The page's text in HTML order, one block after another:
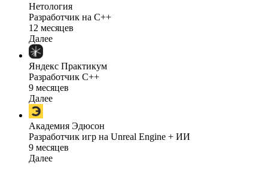
Нетология
Разработчик на C++
12 месяцев
Далее
Яндекс Практикум
Разработчик C++
9 месяцев
Далее
Академия Эдюсон
Разработчик игр на Unreal Engine + ИИ
9 месяцев
Далее